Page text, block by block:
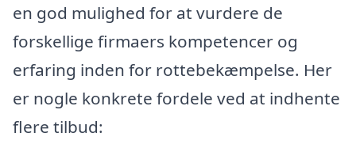
en god mulighed for at vurdere de
forskellige firmaers kompetencer og
erfaring inden for rottebekæmpelse. Her
er nogle konkrete fordele ved at indhente
flere tilbud: